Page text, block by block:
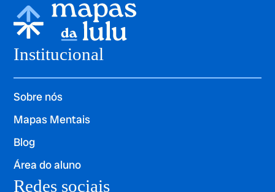
Institucional
Sobre nós
Mapas Mentais
Blog
Área do aluno
Redes sociais